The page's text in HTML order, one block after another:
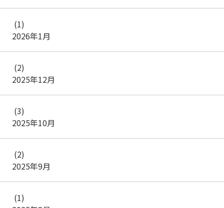
2026年1月
(1)
2025年12月
(2)
2025年10月
(3)
2025年9月
(2)
(1)